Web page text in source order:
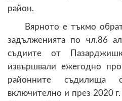
район.
Вярното е тъкмо
задълженията по чл.86
съдиите от
извършвали ежегодно
районните съдилища
включително и през 2020